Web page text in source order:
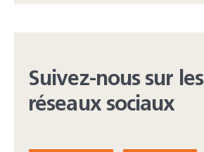
Suivez-nous sur les
réseaux sociaux